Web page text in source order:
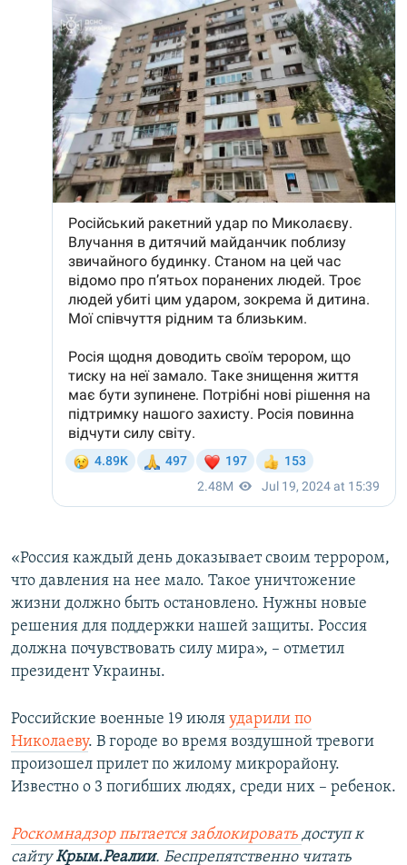
«Россия каждый день доказывает своим террором,
что давления на нее мало. Такое уничтожение
жизни должно быть остановлено. Нужны новые
решения для поддержки нашей защиты. Россия
должна почувствовать силу мира», – отметил
президент Украины.
Российские военные 19 июля ударили по
Николаеву. В городе во время воздушной тревоги
произошел прилет по жилому микрорайону.
Известно о 3 погибших людях, среди них – ребенок.
Роскомнадзор пытается заблокировать доступ к
сайтуКрым.Реалии. Беспрепятственно читать